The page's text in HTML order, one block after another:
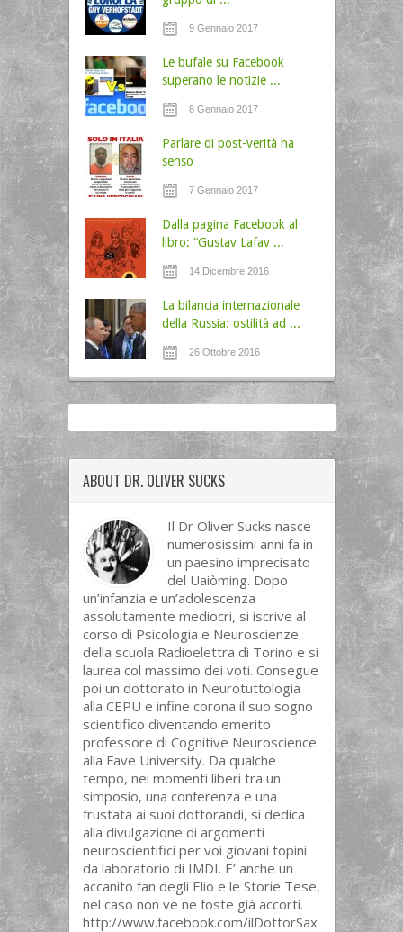
9 Gennaio 2017
Le bufale su Facebook
superano le notizie ...
8 Gennaio 2017
Parlare di post-verità ha
senso
7 Gennaio 2017
Dalla pagina Facebook al
libro: “Gustav Lafav ...
14 Dicembre 2016
La bilancia internazionale
della Russia: ostilità ad ...
26 Ottobre 2016
ABOUT DR. OLIVER SUCKS
Il Dr Oliver Sucks nasce
numerosissimi anni fa in
un paesino imprecisato
del Uaiòming. Dopo
un’infanzia e un’adolescenza
assolutamente mediocri, si iscrive al
corso di Psicologia e Neuroscienze
della scuola Radioelettra di Torino e si
laurea col massimo dei voti. Consegue
poi un dottorato in Neurotuttologia
alla CEPU e infine corona il suo sogno
scientifico diventando emerito
professore di Cognitive Neuroscience
alla Fave University. Da qualche
tempo, nei momenti liberi tra un
simposio, una conferenza e una
frustata ai suoi dottorandi, si dedica
alla divulgazione di argomenti
neuroscientifici per voi giovani topini
da laboratorio di IMDI. E’ anche un
accanito fan degli Elio e le Storie Tese,
nel caso non ve ne foste già accorti.
http://www.facebook.com/ilDottorSax